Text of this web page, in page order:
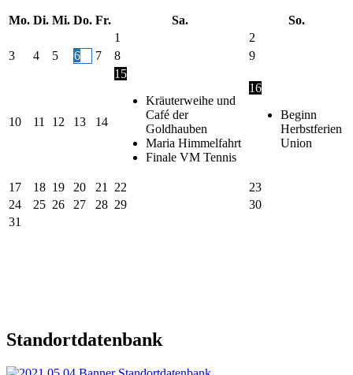
Mo. Di. Mi. Do. Fr. Sa.
So.
1
2
3
4 5 6 7 8 9
10 11 12 13 14
15
Kräuterweihe und
Café der
Goldhauben
Maria Himmelfahrt
Finale VM Tennis
16
Beginn
Herbstferien
Union
17 18 19 20 21 22
23
24
25 26 27 28 29
30
31
Standortdatenbank